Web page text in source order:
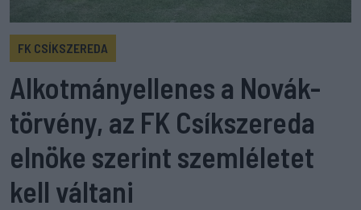
FK CSÍKSZEREDA
Alkotmányellenes a Novák-
törvény, az FK Csíkszereda
elnöke szerint szemléletet
kell váltani